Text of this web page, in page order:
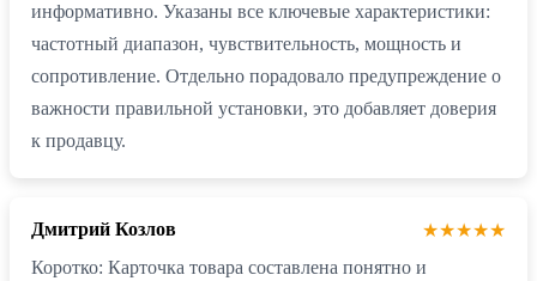
информативно. Указаны все ключевые характеристики:
частотный диапазон, чувствительность, мощность и
сопротивление. Отдельно порадовало предупреждение о
важности правильной установки, это добавляет доверия
к продавцу.
Дмитрий Козлов
★★★★★
Коротко: Карточка товара составлена понятно и